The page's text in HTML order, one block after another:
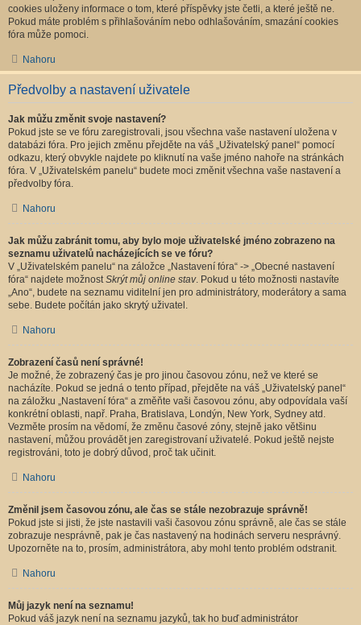
cookies uloženy informace o tom, které příspěvky jste četli, a které ještě ne.
Pokud máte problém s přihlašováním nebo odhlašováním, smazání cookies
fóra může pomoci.
Nahoru
Předvolby a nastavení uživatele
Jak můžu změnit svoje nastavení?
Pokud jste se ve fóru zaregistrovali, jsou všechna vaše nastavení uložena v
databázi fóra. Pro jejich změnu přejděte na váš „Uživatelský panel“ pomocí
odkazu, který obvykle najdete po kliknutí na vaše jméno nahoře na stránkách
fóra. V „Uživatelském panelu“ budete moci změnit všechna vaše nastavení a
předvolby fóra.
Nahoru
Jak můžu zabránit tomu, aby bylo moje uživatelské jméno zobrazeno na
seznamu uživatelů nacházejících se ve fóru?
V „Uživatelském panelu“ na záložce „Nastavení fóra“ -> „Obecné nastavení
fóra“ najdete možnostSkrýt můj online stav. Pokud u této možnosti nastavíte
„Ano“, budete na seznamu viditelní jen pro administrátory, moderátory a sama
sebe. Budete počítán jako skrytý uživatel.
Nahoru
Zobrazení časů není správné!
Je možné, že zobrazený čas je pro jinou časovou zónu, než ve které se
nacházíte. Pokud se jedná o tento případ, přejděte na váš „Uživatelský panel“
na záložku „Nastavení fóra“ a změňte vaši časovou zónu, aby odpovídala vaší
konkrétní oblasti, např. Praha, Bratislava, Londýn, New York, Sydney atd.
Vezměte prosím na vědomí, že změnu časové zóny, stejně jako většinu
nastavení, můžou provádět jen zaregistrovaní uživatelé. Pokud ještě nejste
registrováni, toto je dobrý důvod, proč tak učinit.
Nahoru
Změnil jsem časovou zónu, ale čas se stále nezobrazuje správně!
Pokud jste si jisti, že jste nastavili vaši časovou zónu správně, ale čas se stále
zobrazuje nesprávně, pak je čas nastavený na hodinách serveru nesprávný.
Upozorněte na to, prosím, administrátora, aby mohl tento problém odstranit.
Nahoru
Můj jazyk není na seznamu!
Pokud váš jazyk není na seznamu jazyků, tak ho buď administrátor